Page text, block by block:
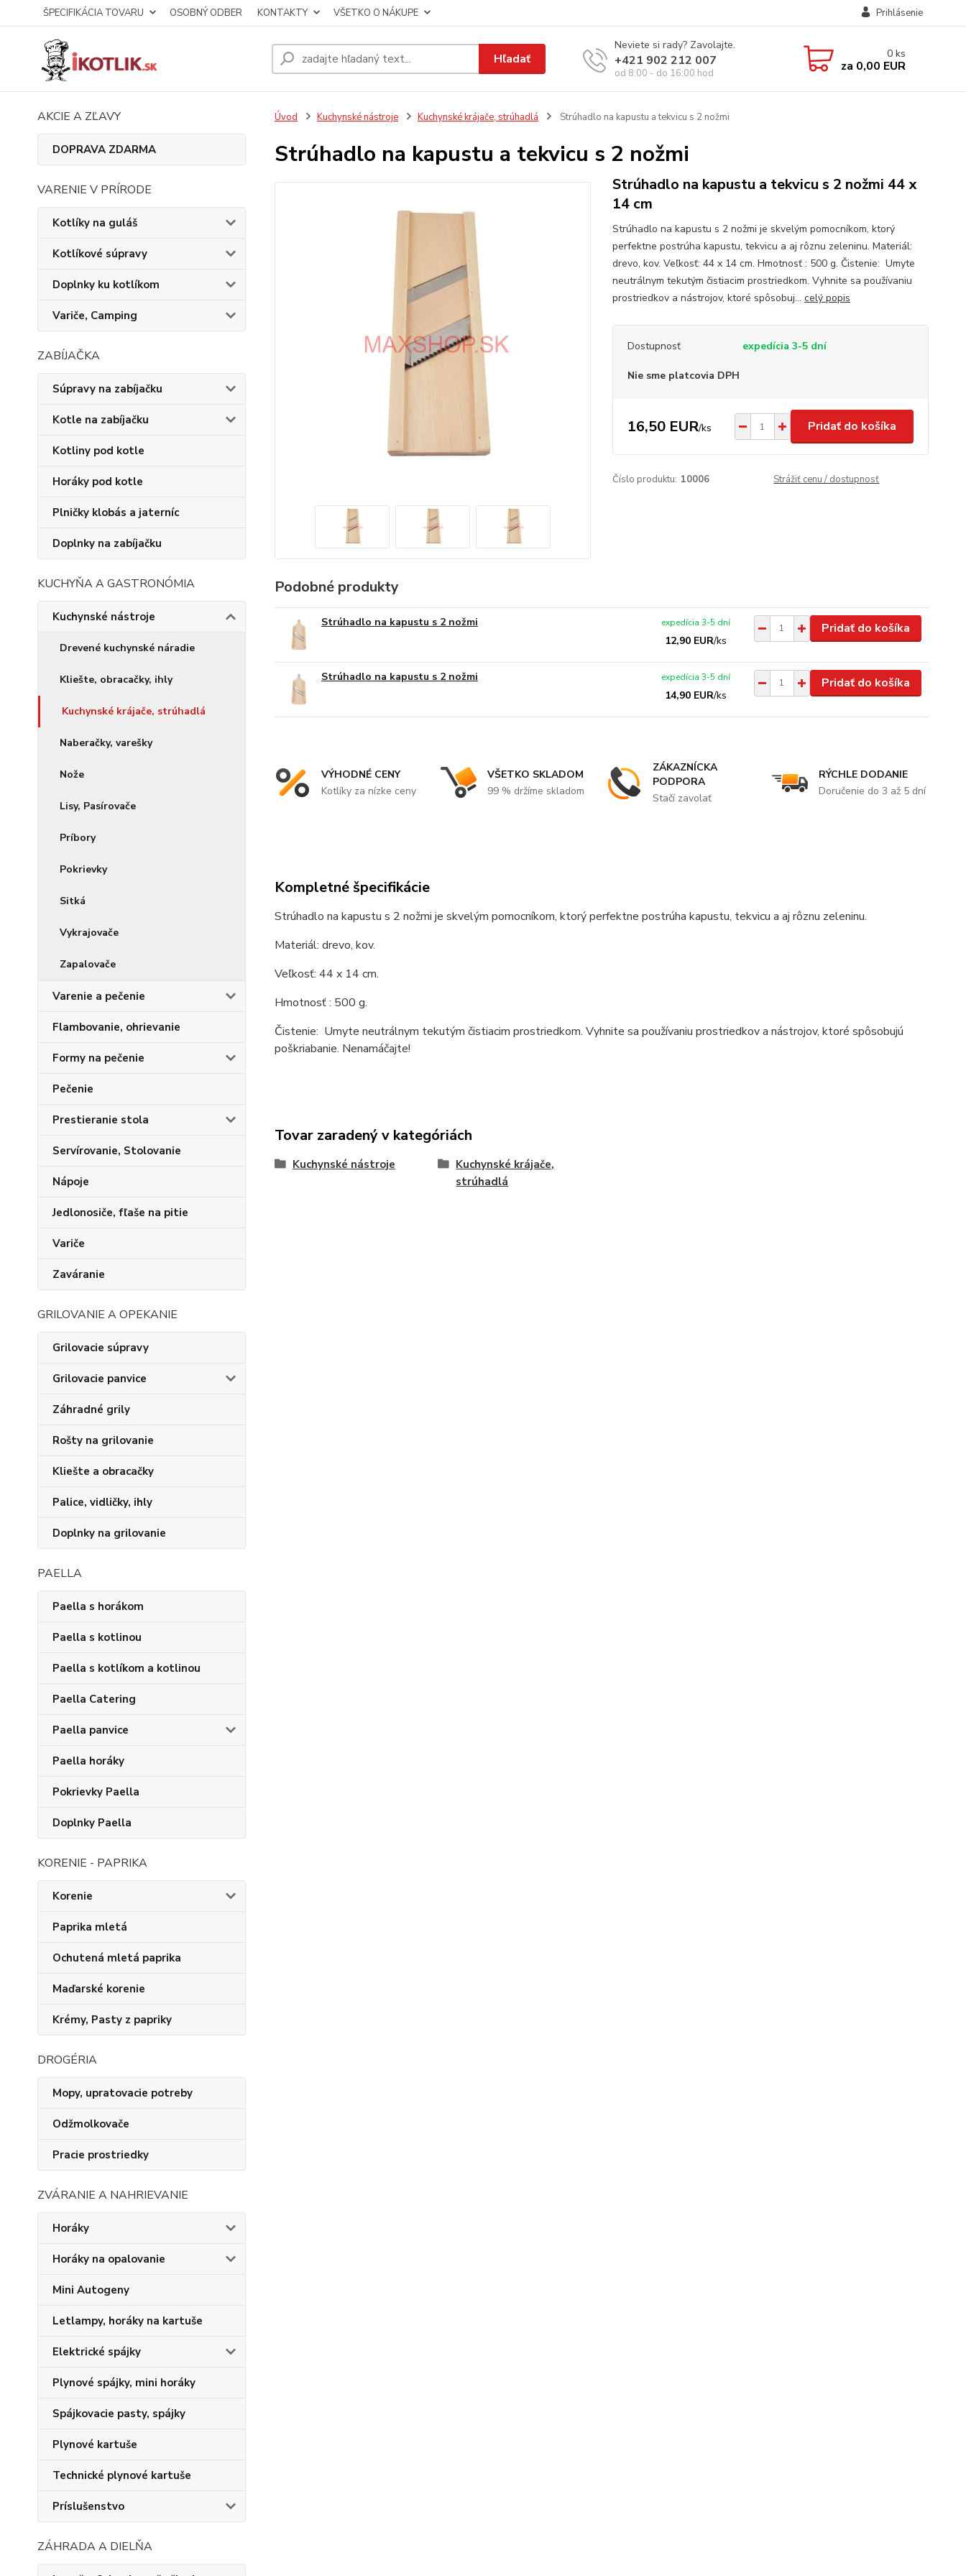
ŠPECIFIKÁCIA TOVARU OSOBNÝ ODBER KONTAKTY VŠETKO O NÁKUPE Prihlásenie
Hľadať
Neviete si rady? Zavolajte.
+421 902 212 007
od 8:00 - do 16:00 hod
0 ks
za 0,00 EUR
AKCIE A ZĽAVY
DOPRAVA ZDARMA
VARENIE V PRÍRODE
Kotlíky na guláš
Kotlíkové súpravy
Doplnky ku kotlíkom
Variče, Camping
ZABÍJAČKA
Súpravy na zabíjačku
Kotle na zabíjačku
Kotliny pod kotle
Horáky pod kotle
Plničky klobás a jaterníc
Doplnky na zabíjačku
KUCHYŇA A GASTRONÓMIA
Kuchynské nástroje
Drevené kuchynské náradie
Kliešte, obracačky, ihly
Kuchynské krájače, strúhadlá
Naberačky, varešky
Nože
Lisy, Pasírovače
Príbory
Pokrievky
Sitká
Vykrajovače
Zapalovače
Varenie a pečenie
Flambovanie, ohrievanie
Formy na pečenie
Pečenie
Prestieranie stola
Servírovanie, Stolovanie
Nápoje
Jedlonosiče, fľaše na pitie
Variče
Zaváranie
GRILOVANIE A OPEKANIE
Grilovacie súpravy
Grilovacie panvice
Záhradné grily
Rošty na grilovanie
Kliešte a obracačky
Palice, vidličky, ihly
Doplnky na grilovanie
PAELLA
Paella s horákom
Paella s kotlinou
Paella s kotlíkom a kotlinou
Paella Catering
Paella panvice
Paella horáky
Pokrievky Paella
Doplnky Paella
KORENIE - PAPRIKA
Korenie
Paprika mletá
Ochutená mletá paprika
Maďarské korenie
Krémy, Pasty z papriky
DROGÉRIA
Mopy, upratovacie potreby
Odžmolkovače
Pracie prostriedky
ZVÁRANIE A NAHRIEVANIE
Horáky
Horáky na opalovanie
Mini Autogeny
Letlampy, horáky na kartuše
Elektrické spájky
Plynové spájky, mini horáky
Spájkovacie pasty, spájky
Plynové kartuše
Technické plynové kartuše
Príslušenstvo
ZÁHRADA A DIELŇA
Úvod Kuchynské nástroje Kuchynské krájače, strúhadlá Strúhadlo na kapustu a tekvicu s 2 nožmi
Strúhadlo na kapustu a tekvicu s 2 nožmi
Strúhadlo na kapustu a tekvicu s 2 nožmi 44 x
14 cm
Strúhadlo na kapustu s 2 nožmi je skvelým pomocníkom, ktorý
perfektne postrúha kapustu, tekvicu a aj rôznu zeleninu. Materiál:
drevo, kov. Veľkosť: 44 x 14 cm. Hmotnosť : 500 g. Čistenie: Umyte
neutrálnym tekutým čistiacim prostriedkom. Vyhnite sa používaniu
prostriedkov a nástrojov, ktoré spôsobuj... celý popis
Dostupnosť expedícia 3-5 dní
Nie sme platcovia DPH
16,50 EUR/ks Pridať do košíka
Číslo produktu: 10006 Strážiť cenu / dostupnosť
Podobné produkty
Strúhadlo na kapustu s 2 nožmi
12,90 EUR/ks
expedícia 3-5 dní Pridať do košíka
Strúhadlo na kapustu s 2 nožmi
14,90 EUR/ks
expedícia 3-5 dní Pridať do košíka
VÝHODNÉ CENY
Kotlíky za nízke ceny
VŠETKO SKLADOM
99 % držíme skladom
ZÁKAZNÍCKA
PODPORA
Stačí zavolať
RÝCHLE DODANIE
Doručenie do 3 až 5 dní
Kompletné špecifikácie
Strúhadlo na kapustu s 2 nožmi je skvelým pomocníkom, ktorý perfektne postrúha kapustu, tekvicu a aj rôznu zeleninu.
Materiál: drevo, kov.
Veľkosť: 44 x 14 cm.
Hmotnosť : 500 g.
Čistenie: Umyte neutrálnym tekutým čistiacim prostriedkom. Vyhnite sa používaniu prostriedkov a nástrojov, ktoré spôsobujú
poškriabanie. Nenamáčajte!
Tovar zaradený v kategóriách
Kuchynské nástroje
Kuchynské krájače,
strúhadlá